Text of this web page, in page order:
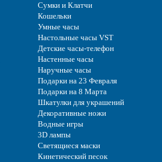
Сумки и Клатчи
Кошельки
Умные часы
Настольные часы VST
Детские часы-телефон
Настенные часы
Наручные часы
Подарки на 23 Февраля
Подарки на 8 Марта
Шкатулки для украшений
Декоративные ножи
Водные игры
3D лампы
Светящиеся маски
Кинетический песок